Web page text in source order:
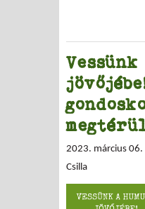
Vessünk
2023. március 06.
Csilla